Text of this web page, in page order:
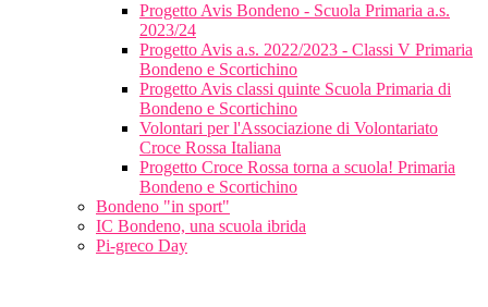
Progetto Avis Bondeno - Scuola Primaria a.s.
2023/24
Progetto Avis a.s. 2022/2023 - Classi V Primaria
Bondeno e Scortichino
Progetto Avis classi quinte Scuola Primaria di
Bondeno e Scortichino
Volontari per l'Associazione di Volontariato
Croce Rossa Italiana
Progetto Croce Rossa torna a scuola! Primaria
Bondeno e Scortichino
Bondeno "in sport"
IC Bondeno, una scuola ibrida
Pi-greco Day